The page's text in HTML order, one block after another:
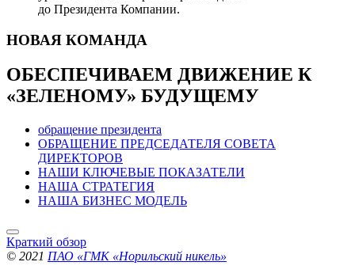
до Президента Компании.
НОВАЯ КОМАНДА
ОБЕСПЕЧИВАЕМ ДВИЖЕНИЕ К
«ЗЕЛЕНОМУ» БУДУЩЕМУ
обращение президента
ОБРАЩЕНИЕ ПРЕДСЕДАТЕЛЯ СОВЕТА
ДИРЕКТОРОВ
НАШИ КЛЮЧЕВЫЕ ПОКАЗАТЕЛИ
НАША СТРАТЕГИЯ
НАША БИЗНЕС МОДЕЛЬ
Краткий обзор
© 2021 ПАО «ГМК «Норильский никель»